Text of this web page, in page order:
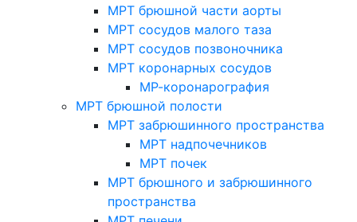
МРТ брюшной части аорты
МРТ сосудов малого таза
МРТ сосудов позвоночника
МРТ коронарных сосудов
МР-коронарография
МРТ брюшной полости
МРТ забрюшинного пространства
МРТ надпочечников
МРТ почек
МРТ брюшного и забрюшинного
пространства